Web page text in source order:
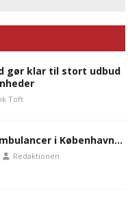
gør klar til stort udbud
Toft
i København…
Redaktionen